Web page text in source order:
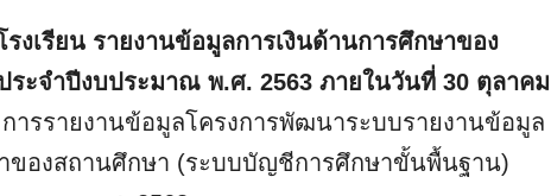
งเรียน รายงานข้อมูลการเงินด้านการศึกษาของ
ระจำปีงบประมาณ พ.ศ. 2563 ภายในวันที่ 30 ตุลาคม
การรายงานข้อมูลโครงการพัฒนาระบบรายงานข้อมูล
ของสถานศึกษา (ระบบบัญชีการศึกษาขั้นพื้นฐาน)